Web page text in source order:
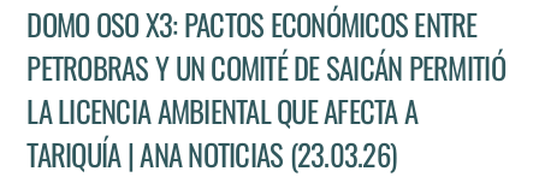
DOMO OSO X3: PACTOS ECONÓMICOS ENTRE
PETROBRAS Y UN COMITÉ DE SAICÁN PERMITIÓ
LA LICENCIA AMBIENTAL QUE AFECTA A
TARIQUÍA | ANA NOTICIAS (23.03.26)